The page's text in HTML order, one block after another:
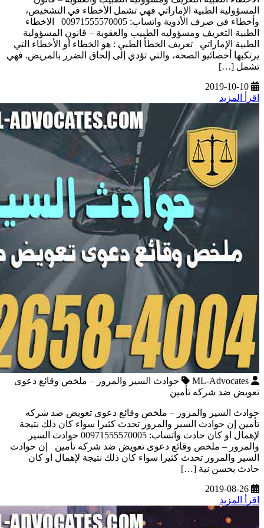
المسؤولية الطبية الإماراتي فهي تشمل الأخطاء في التشخيص،
وأخطاء في صرف الأدوية واتساب: 00971555570005 الاخطاء
الطبية التعريف ومسؤوليه الطبيب والعقوبة – قانون المسؤولية
الطبية الإماراتي تعريف الخطأ الطبي : هو الخطاء أو الأخطاء التي
يرتكبها أخصائيو الصحة، والتي تؤدي إلى إلحاق الضرر بالمريض. فهي
تشمل […]
2019-10-10
اقرأ المزيد
ML-Advocates
حوادث السير والمرور – ملخص وقائع دعوى
تعويض ضد شركه تأمين
حوادث السير والمرور – ملخص وقائع دعوى تعويض ضد شركه
تأمين إن حوادث السير والمرور تحدث كثيرا سواء كان ذلك نتيجة
لإهمال او كان حادث واتساب: 00971555570005 حوادث السير
والمرور – ملخص وقائع دعوى تعويض ضد شركه تأمين إن حوادث
السير والمرور تحدث كثيرا سواء كان ذلك نتيجة لإهمال او كان
حادث بحسن نية […]
2019-08-26
اقرأ المزيد